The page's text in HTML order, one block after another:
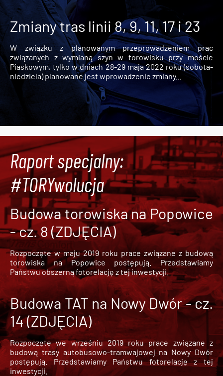
Zmiany tras linii 8, 9, 11, 17 i 23
W związku z planowanym przeprowadzeniem prac
związanych z wymianą szyn w torowisku przy moście
Piaskowym, tylko w dniach 28-29 maja 2022 roku (sobota-
niedziela) planowane jest wprowadzenie zmiany...
Raport specjalny:
#TORYwolucja
Budowa torowiska na Popowice
- cz. 8 (ZDJĘCIA)
Rozpoczęte w maju 2019 roku prace związane z budową
torowiska na Popowice
postępują. Przedstawiamy
Państwu obszerną fotorelację z tej inwestycji.
Budowa TAT na Nowy Dwór - cz.
14 (ZDJĘCIA)
Rozpoczęte we wrześniu 2019 roku prace związane z
budową trasy autobusowo-tramwajowej na Nowy Dwór
postępują. Przedstawiamy Państwu fotorelację z tej
inwestycji.